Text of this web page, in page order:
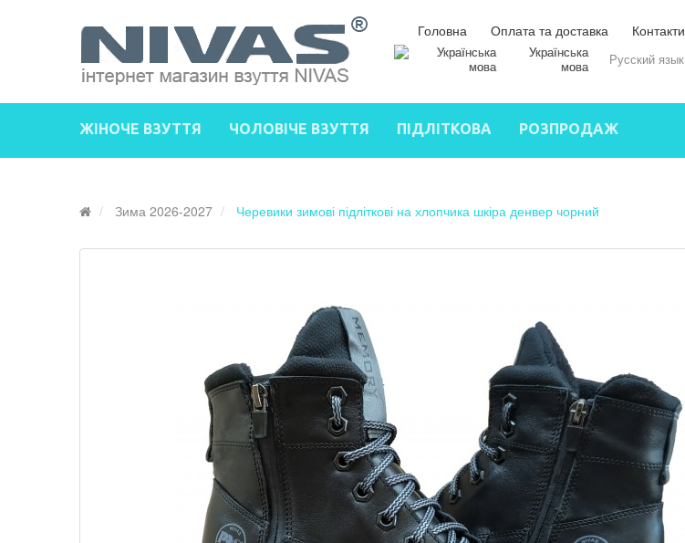
Головна Оплата та доставка Контакти
Русский язык
Українська
мова
ЖІНОЧЕ ВЗУТТЯ ЧОЛОВІЧЕ ВЗУТТЯ ПІДЛІТКОВА РОЗПРОДАЖ
Зима 2026-2027 Черевики зимові підліткові на хлопчика шкіра денвер чорний